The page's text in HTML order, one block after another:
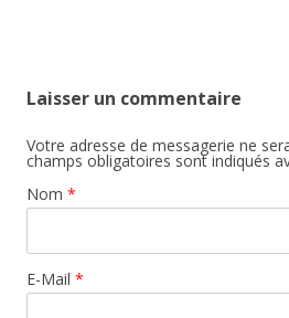
Laisser un commentaire
Votre adresse de messagerie ne
champs obligatoires sont indiqués
Nom *
E-Mail *